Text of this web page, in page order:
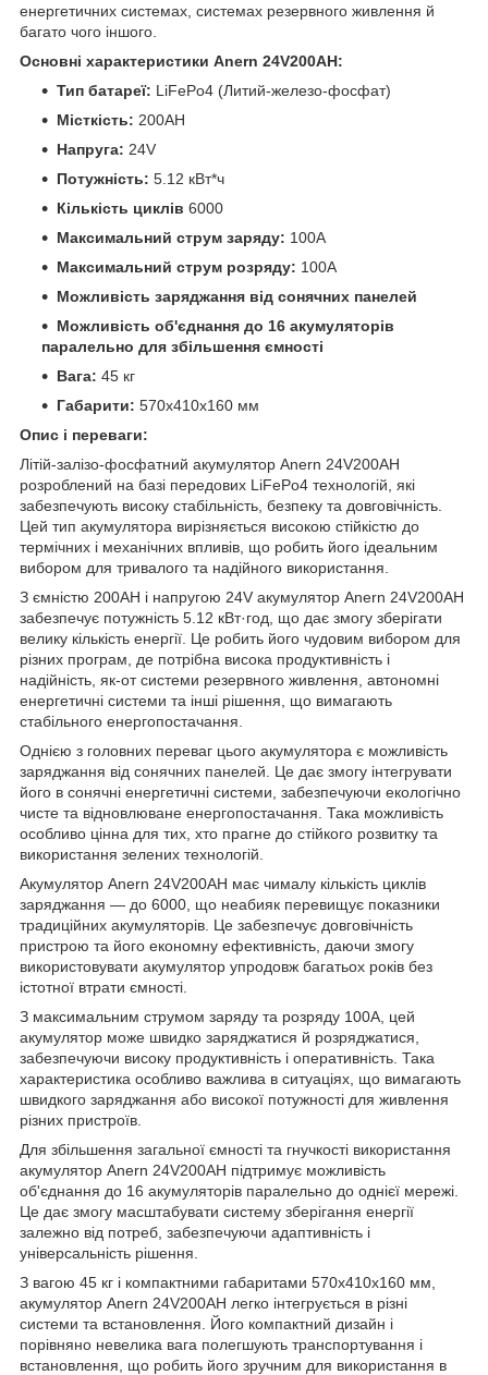
енергетичних системах, системах резервного живлення й
багато чого іншого.
Основні характеристики Anern 24V200AH:
Тип батареї: LiFePo4 (Литий-железо-фосфат)
Місткість: 200AH
Напруга: 24V
Потужність: 5.12 кВт*ч
Кількість циклів 6000
Максимальний струм заряду: 100A
Максимальний струм розряду: 100A
Можливість заряджання від сонячних панелей
Можливість об'єднання до 16 акумуляторів
паралельно для збільшення ємності
Вага: 45 кг
Габарити: 570x410x160 мм
Опис і переваги:
Літій-залізо-фосфатний акумулятор Anern 24V200AH
розроблений на базі передових LiFePo4 технологій, які
забезпечують високу стабільність, безпеку та довговічність.
Цей тип акумулятора вирізняється високою стійкістю до
термічних і механічних впливів, що робить його ідеальним
вибором для тривалого та надійного використання.
З ємністю 200AH і напругою 24V акумулятор Anern 24V200AH
забезпечує потужність 5.12 кВт·год, що дає змогу зберігати
велику кількість енергії. Це робить його чудовим вибором для
різних програм, де потрібна висока продуктивність і
надійність, як-от системи резервного живлення, автономні
енергетичні системи та інші рішення, що вимагають
стабільного енергопостачання.
Однією з головних переваг цього акумулятора є можливість
заряджання від сонячних панелей. Це дає змогу інтегрувати
його в сонячні енергетичні системи, забезпечуючи екологічно
чисте та відновлюване енергопостачання. Така можливість
особливо цінна для тих, хто прагне до стійкого розвитку та
використання зелених технологій.
Акумулятор Anern 24V200AH має чималу кількість циклів
заряджання — до 6000, що неабияк перевищує показники
традиційних акумуляторів. Це забезпечує довговічність
пристрою та його економну ефективність, даючи змогу
використовувати акумулятор упродовж багатьох років без
істотної втрати ємності.
З максимальним струмом заряду та розряду 100A, цей
акумулятор може швидко заряджатися й розряджатися,
забезпечуючи високу продуктивність і оперативність. Така
характеристика особливо важлива в ситуаціях, що вимагають
швидкого заряджання або високої потужності для живлення
різних пристроїв.
Для збільшення загальної ємності та гнучкості використання
акумулятор Anern 24V200AH підтримує можливість
об'єднання до 16 акумуляторів паралельно до однієї мережі.
Це дає змогу масштабувати систему зберігання енергії
залежно від потреб, забезпечуючи адаптивність і
універсальність рішення.
З вагою 45 кг і компактними габаритами 570x410x160 мм,
акумулятор Anern 24V200AH легко інтегрується в різні
системи та встановлення. Його компактний дизайн і
порівняно невелика вага полегшують транспортування і
встановлення, що робить його зручним для використання в